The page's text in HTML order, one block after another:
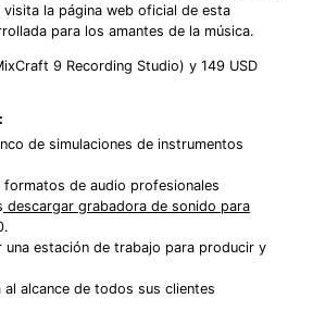
la página web oficial de esta
para los amantes de la música.
9 Recording Studio) y 149 USD
de simulaciones de instrumentos
formatos de audio profesionales
descargar grabadora de sonido para
una estación de trabajo para producir y
al alcance de todos sus clientes